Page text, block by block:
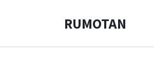
RUMOTAN